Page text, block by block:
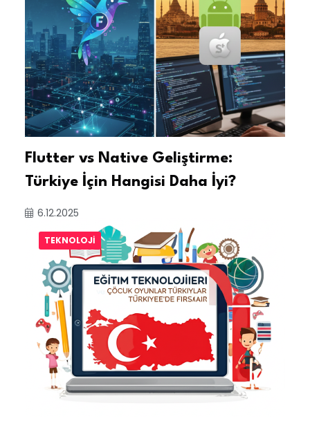
Flutter vs Native Geliştirme:
Türkiye İçin Hangisi Daha İyi?
6.12.2025
TEKNOLOJI